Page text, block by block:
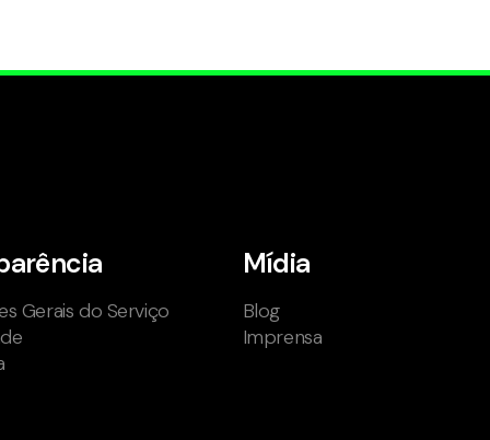
Gerais do Serviço
Mídia
Blog
Imprensa